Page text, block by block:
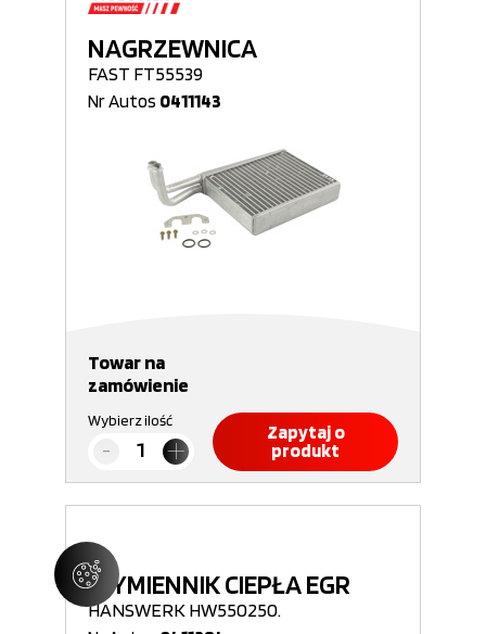
NAGRZEWNICA
FAST FT55539
Nr Autos 0411143
Towar na
zamówienie
Wybierz ilość
Zapytaj o
produkt
WYMIENNIK CIEPŁA EGR
HANSWERK HW550250.